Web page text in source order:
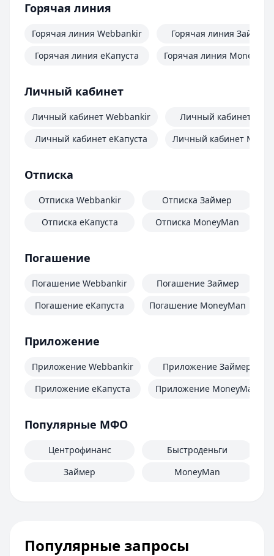
Горячая линия
Горячая линия Webbankir
Горячая линия еКапуста
Горячая линия Займер
Горячая линия
Личный кабинет
Личный кабинет Webbankir
Личный кабинет еКапуста
Личный кабинет
Личный кабинет
Отписка
Отписка Webbankir
Отписка еКапуста
Отписка Займер
Отписка MoneyMan
Погашение
Погашение Webbankir
Погашение еКапуста
Погашение Займер
Погашение MoneyMan
Приложение
Приложение Webbankir
Приложение еКапуста
Приложение Займер
Приложение MoneyMan
Популярные МФО
Центрофинанс
Займер
Быстроденьги
MoneyMan
Популярные запросы